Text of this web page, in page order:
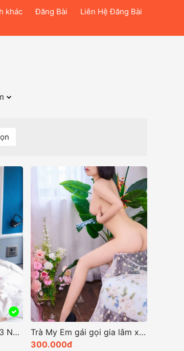
khác Đăng Bài Liên Hệ Đăng Bài
Hải Như Mặt Xinh Vòng 3 Ngon Cực Đỉnh
Trà My Em gái gọi gia lâm xinh dâm ngọt ngào
300.000đ